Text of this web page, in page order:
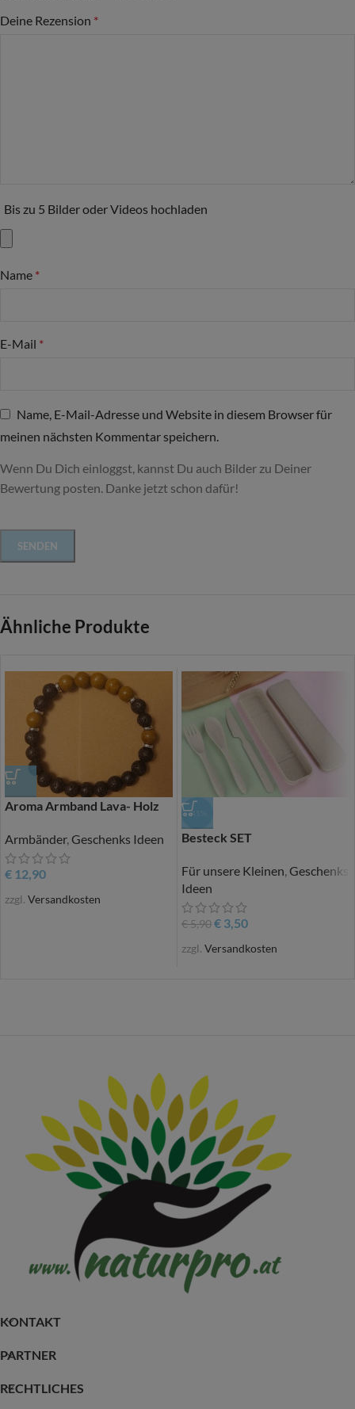
Deine Rezension *
Bis zu 5 Bilder oder Videos hochladen
Name *
E-Mail *
Name, E-Mail-Adresse und Website in diesem Browser für
meinen nächsten Kommentar speichern.
Wenn Du Dich einloggst, kannst Du auch Bilder zu Deiner
Bewertung posten. Danke jetzt schon dafür!
Ähnliche Produkte
Aroma Armband Lava- Holz
Armbänder,Geschenks Ideen
€ 12,90
zzgl. Versandkosten
-41%
Besteck SET
Für unsere Kleinen,Geschenks
Ideen
€5,90€ 3,50
zzgl. Versandkosten
KONTAKT
PARTNER
RECHTLICHES